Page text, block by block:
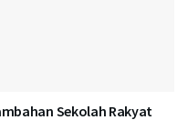
Sekolah Rakyat